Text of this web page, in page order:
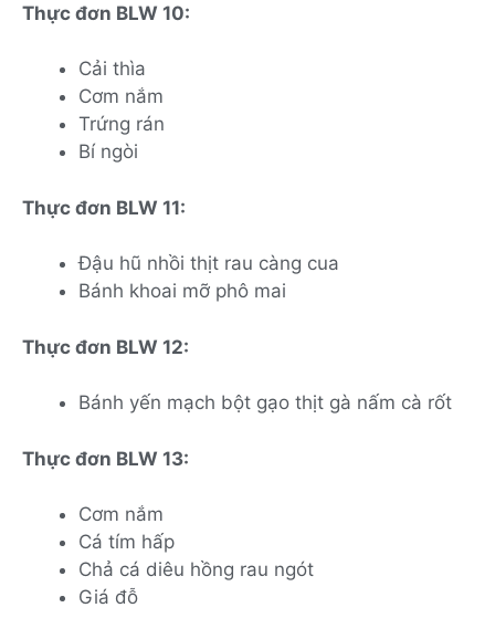
Thực đơn BLW 10:
Cải thìa
Cơm nắm
Trứng rán
Bí ngòi
Thực đơn BLW 11:
Đậu hũ nhồi thịt rau càng cua
Bánh khoai mỡ phô mai
Thực đơn BLW 12:
Bánh yến mạch bột gạo thịt gà nấm cà rốt
Thực đơn BLW 13:
Cơm nắm
Cá tím hấp
Chả cá diêu hồng rau ngót
Giá đỗ